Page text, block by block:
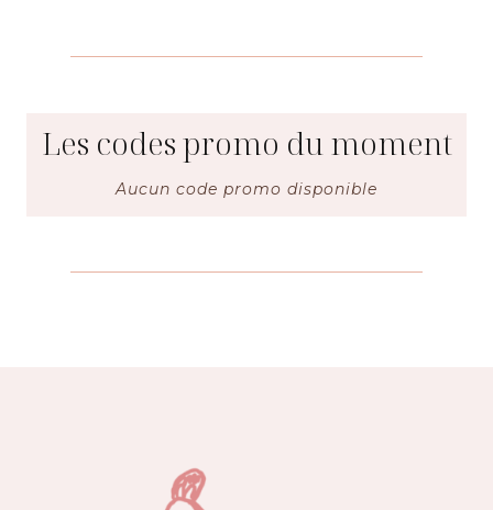
Les codes promo du moment
Aucun code promo disponible